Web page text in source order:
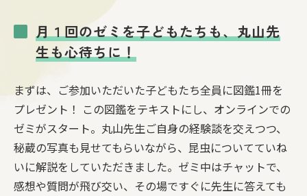
月１回のゼミを子どもたちも、丸山先
生も心待ちに！
まずは、ご参加いただいた子どもたち全員に図鑑1冊を
プレゼント！ この図鑑をテキストにし、オンラインでの
ゼミがスタート。丸山先生ご自身の経験談を交えつつ、
秘蔵の写真も見せてもらいながら、昆虫についてていね
いに解説をしていただきました。ゼミ中はチャットで、
感想や質問が飛び交い、その場ですぐに先生に答えても